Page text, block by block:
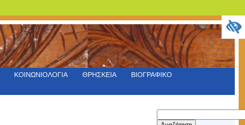
ΚΟΙΝΩΝΙΟΛΟΓΙΑ ΘΡΗΣΚΕΙΑ
ΒΙΟΓΡΑΦΙΚΟ
για: